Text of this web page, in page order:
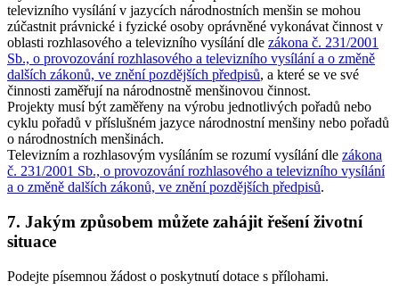
televizního vysílání v jazycích národnostních menšin se mohou
zúčastnit právnické i fyzické osoby oprávněné vykonávat činnost v
oblasti rozhlasového a televizního vysílání dle zákona č. 231/2001
Sb., o provozování rozhlasového a televizního vysílání a o změně
dalších zákonů, ve znění pozdějších předpisů, a které se ve své
činnosti zaměřují na národnostně menšinovou činnost.
Projekty musí být zaměřeny na výrobu jednotlivých pořadů nebo
cyklu pořadů v příslušném jazyce národnostní menšiny nebo pořadů
o národnostních menšinách.
Televizním a rozhlasovým vysíláním se rozumí vysílání dle zákona
č. 231/2001 Sb., o provozování rozhlasového a televizního vysílání
a o změně dalších zákonů, ve znění pozdějších předpisů.
7. Jakým způsobem můžete zahájit řešení životní
situace
Podejte písemnou žádost o poskytnutí dotace s přílohami.